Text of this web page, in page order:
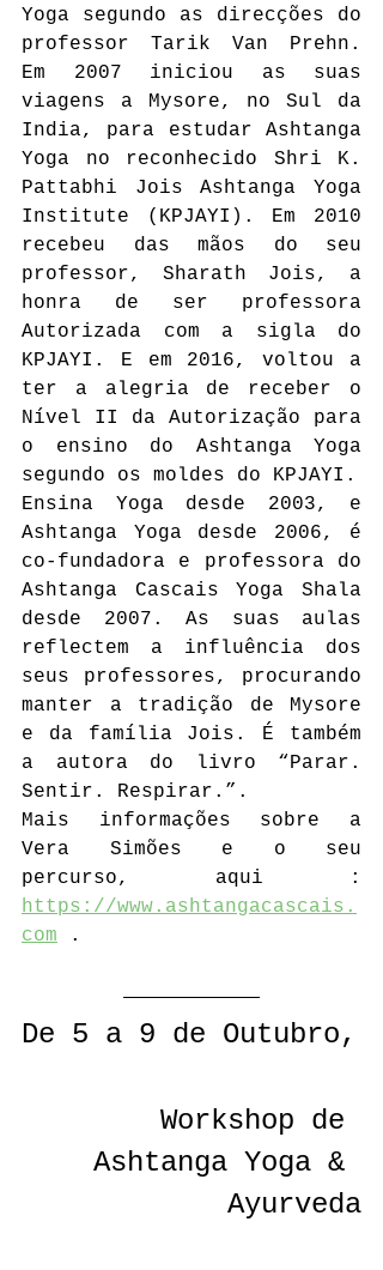
Yoga segundo as direcções do
professor Tarik Van Prehn.
Em 2007 iniciou as suas
viagens a Mysore, no Sul da
India, para estudar Ashtanga
Yoga no reconhecido Shri K.
Pattabhi Jois Ashtanga Yoga
Institute (KPJAYI). Em 2010
recebeu das mãos do seu
professor, Sharath Jois, a
honra de ser professora
Autorizada com a sigla do
KPJAYI. E em 2016, voltou a
ter a alegria de receber o
Nível II da Autorização para
o ensino do Ashtanga Yoga
segundo os moldes do KPJAYI.
Ensina Yoga desde 2003, e
Ashtanga Yoga desde 2006, é
co­-fundadora e professora do
Ashtanga Cascais Yoga Shala
desde 2007. As suas aulas
reflectem a influência dos
seus professores, procurando
manter a tradição de Mysore
e da família Jois. É também
a autora do livro “Parar.
Sentir. Respirar.”.
Mais informações sobre a
Vera Simões e o seu
https://www.ashtangacascais.
com .
De 5 a 9 de Outubro,
Workshop de
Ashtanga Yoga &
Ayurveda